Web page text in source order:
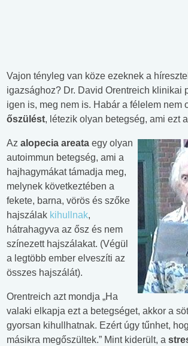
Vajon tényleg van köze ezeknek a
igazsághoz? Dr. David Orentreich klinikai
igen is, meg nem is. Habár a félelem nem
őszülést, létezik olyan betegség, ami ezt
Az alopecia areata egy olyan
autoimmun betegség, ami a
hajhagymákat támadja meg,
melynek következtében a
fekete, barna, vörös és szőke
hajszálak kihullnak,
hátrahagyva az ősz és nem
színezett hajszálakat. (Végül
a legtöbb ember elveszíti az
összes hajszálát).
Orentreich azt mondja „Ha
valaki elkapja ezt a betegséget, akkor a
gyorsan kihullhatnak. Ezért úgy tűnhet,
másikra megőszültek.” Mint kiderült, a